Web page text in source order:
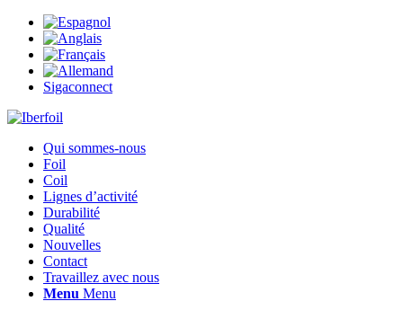
Sigaconnect
Qui sommes-nous
Foil
Coil
Lignes d’activité
Durabilité
Qualité
Nouvelles
Contact
Travaillez avec nous
Menu Menu